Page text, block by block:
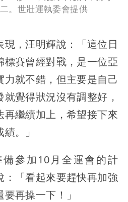
。世壯運執委會提供
，汪明輝說：「這位日
標賽曾經對戰，是一位亞
就不錯，但主要是自己
覺得狀況沒有調整好，
再繼續加上，希望接下來
。」
參加10月全運會的計
：「看起來要趕快再加強
再操一下！」